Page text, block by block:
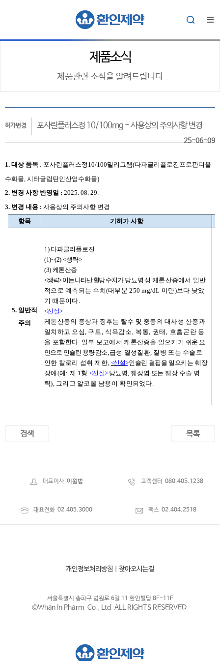
제품소식
제품관련 소식을 알려드립니다
허가변경 포사린플러스정 10/100mg - 사용상의 주의사항 변경
25-06-09
1. 대상품목 : 포사린플러스정10/100밀리그램(다파글리플로진프로판디올
수화물, 시타글립틴인산염수화물)
2. 변경 사항 반영일 : 2025. 08. 29.
3. 변경 내용 : 사용상의 주의사항 변경
항목
기허가 사항
5. 일반적
주의
1) 다파글리플로진
(1)~(2) <생략>
(3) 케톤산증
<생략>이는 나타난 혈당 수치가 당뇨병성 케톤산증에서 일반
적으로 예측되는 수치(대부분250 mg/dL 미만)보다 낮았
기 때문이다.
<신설>
케톤산증의 증상과 징후는 탈수 및 중증의 대사성 산증과
일치하고 오심, 구토, 식욕감소, 복통, 권태, 호흡곤란 등
을 포함한다. 일부 보고에서 케톤산증을 일으키기 쉬운 요
인으로 인슐린 용량 감소,급성 열성질환, 질병 또는 수술로
인한 칼로리 섭취 제한, <신설>인슐린 결핍을 일으키는 췌장
장애 (예 : 제 1형<신설> 당뇨병,췌장염 또는 췌장 수술 병
력), 그리고 알코올 남용이 확인되었다.
검색 목록
대표이사 이원범 고객센터 080.405.1238
대표전화 02.405.3000 팩스 02.404.2518
개인정보처리방침 찾아오시는길
서울특별시 송파구 법원로 6길 11 환인빌딩 8F-11F
©Whan In Pharm. Co., Ltd. ALL RIGHTS RESERVED.